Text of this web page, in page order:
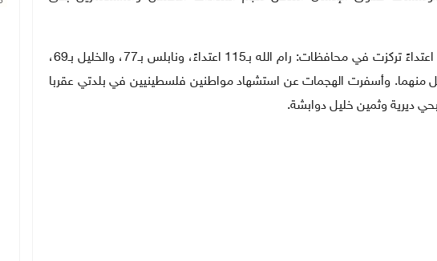
وشن المستعمرون الشهر الماضي، 431 اعتداءً تركزت في محافظات: رام الله بـ115 اعتداءً، ونابلس بـ77، والخليل بـ69،
وأريحا 40 اعتداءً لكل منهما. وأسفرت الهجمات عن استشهاد مواطنين فلسطينيين في بلدتي عقربا
ديرية وثمين خليل دوابشة.